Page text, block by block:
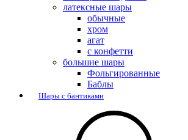
латексные шары
обычные
хром
агат
с конфетти
большие шары
Фольгированные
Баблы
Шары с бантиками